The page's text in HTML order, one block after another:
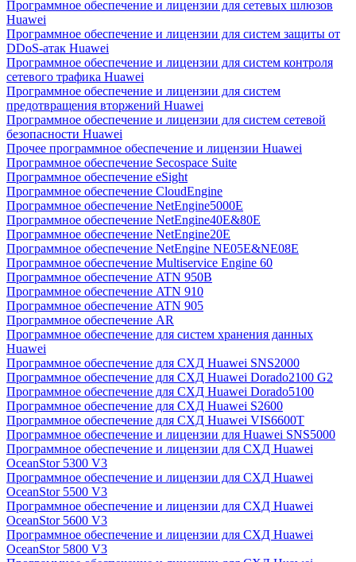
Программное обеспечение и лицензии для сетевых шлюзов
Huawei
Программное обеспечение и лицензии для систем защиты от
DDoS-атак Huawei
Программное обеспечение и лицензии для систем контроля
сетевого трафика Huawei
Программное обеспечение и лицензии для систем
предотвращения вторжений Huawei
Программное обеспечение и лицензии для систем сетевой
безопасности Huawei
Прочее программное обеспечение и лицензии Huawei
Программное обеспечение Secospace Suite
Программное обеспечение eSight
Программное обеспечение CloudEngine
Программное обеспечение NetEngine5000E
Программное обеспечение NetEngine40E&80E
Программное обеспечение NetEngine20E
Программное обеспечение NetEngine NE05E&NE08E
Программное обеспечение Multiservice Engine 60
Программное обеспечение ATN 950B
Программное обеспечение ATN 910
Программное обеспечение ATN 905
Программное обеспечение AR
Программное обеспечение для систем хранения данных
Huawei
Программное обеспечение для СХД Huawei SNS2000
Программное обеспечение для СХД Huawei Dorado2100 G2
Программное обеспечение для СХД Huawei Dorado5100
Программное обеспечение для СХД Huawei S2600
Программное обеспечение для СХД Huawei VIS6600T
Программное обеспечение и лицензии для Huawei SNS5000
Программное обеспечение и лицензии для СХД Huawei
OceanStor 5300 V3
Программное обеспечение и лицензии для СХД Huawei
OceanStor 5500 V3
Программное обеспечение и лицензии для СХД Huawei
OceanStor 5600 V3
Программное обеспечение и лицензии для СХД Huawei
OceanStor 5800 V3